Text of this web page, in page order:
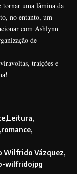
tornar uma lâmina da
no entanto, um
com Ashlynn
de
traições e
Leitura
romance
Wilfrido Vázquez
wilfridojpg